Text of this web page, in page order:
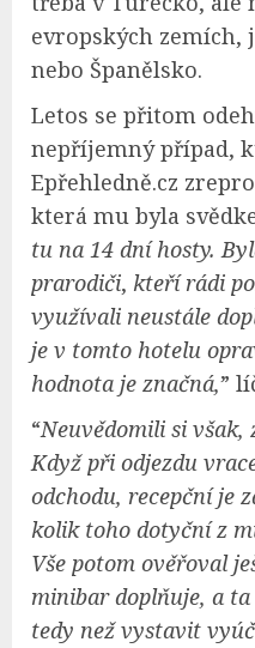
evropských zemích,
nebo Španělsko.
Letos se přitom
nepříjemný případ,
Epřehledně.cz
která mu byla
tu na 14 dní hosty.
prarodiči, kteří rádi
využívali neustále
je v tomto hotelu
hodnota je značná,”
“Neuvědomili si však,
Když při odjezdu
odchodu, recepční je
kolik toho dotyční z
Vše potom ověřoval
minibar doplňuje, a
tedy než vystavit